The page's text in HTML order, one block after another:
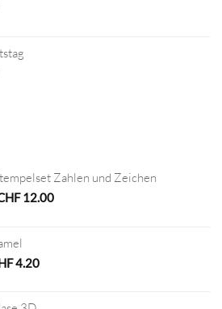
Zahlen und Zeichen
24.00
12.00Aktueller
4.20Aktueller